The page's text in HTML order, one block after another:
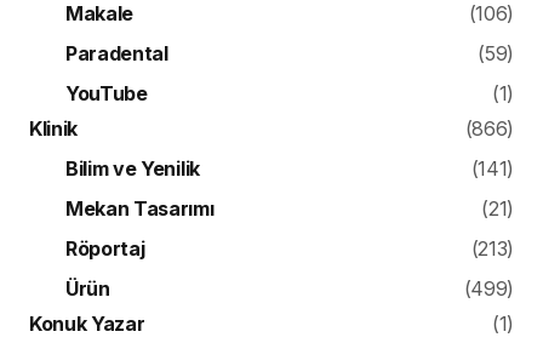
Makale
(106)
Paradental
(59)
YouTube
(1)
Klinik
(866)
Bilim ve Yenilik
(141)
Mekan Tasarımı
(21)
Röportaj
(213)
Ürün
(499)
Konuk Yazar
(1)